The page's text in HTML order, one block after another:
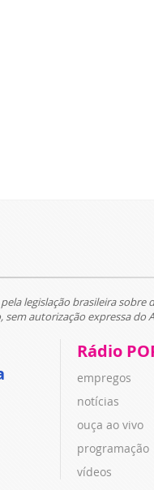
legislação brasileira sobre
autorização expressa do
Rádio
empregos
notícias
ouça ao vivo
programação
vídeos